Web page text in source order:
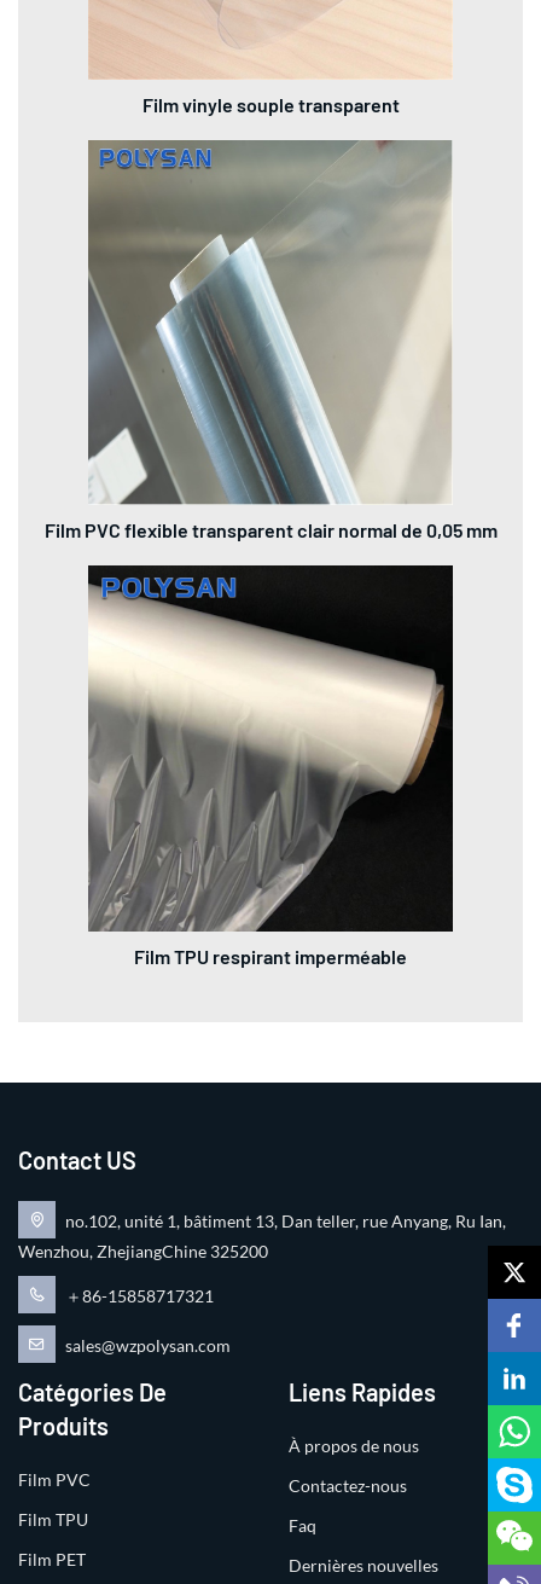
Film vinyle souple transparent
Film PVC flexible transparent clair normal de 0,05 mm
Film TPU respirant imperméable
Contact US
no.102, unité 1, bâtiment 13, Dan teller, rue Anyang, Ru Ian,
Wenzhou, ZhejiangChine 325200
＋86-15858717321
sales@wzpolysan.com
Catégories De
Produits
Film PVC
Film TPU
Film PET
Liens Rapides
À propos de nous
Contactez-nous
Faq
Dernières nouvelles